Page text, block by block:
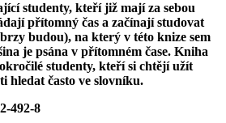
studenty, kteří již mají za sebou
přítomný čas a začínají studovat
budou), na který v této knize sem
je psána v přítomném čase. Kniha
studenty, kteří si chtějí užít
hledat často ve slovníku.
492-8